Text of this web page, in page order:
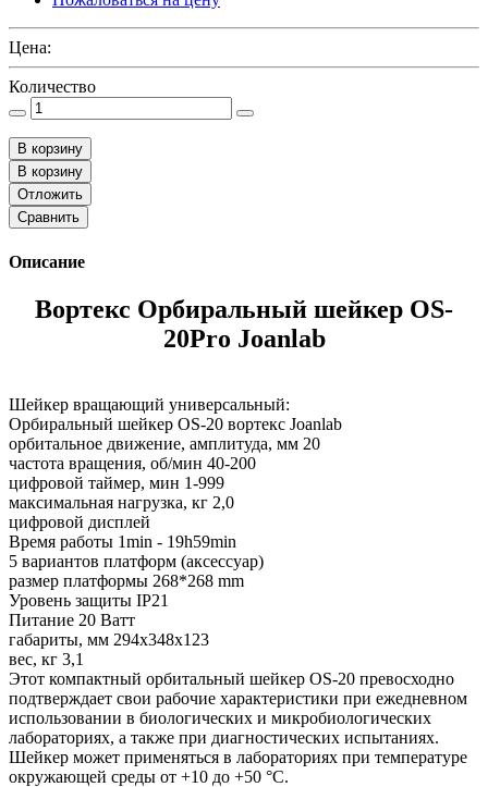
Цена:
Количество
В корзину
В корзину
Отложить
Сравнить
Описание
Вортекс Орбиральный шейкер OS-
20Pro Joanlab
Шейкер вращающий универсальный:
Орбиральный шейкер OS-20 вортекс Joanlab
орбитальное движение, амплитуда, мм 20
частота вращения, об/мин 40-200
цифровой таймер, мин 1-999
максимальная нагрузка, кг 2,0
цифровой дисплей
Время работы 1min - 19h59min
5 вариантов платформ (аксессуар)
размер платформы 268*268 mm
Уровень защиты IP21
Питание 20 Ватт
габариты, мм 294х348х123
вес, кг 3,1
Этот компактный орбитальный шейкер OS-20 превосходно
подтверждает свои рабочие характеристики при ежедневном
использовании в биологических и микробиологических
лабораториях, а также при диагностических испытаниях.
Шейкер может применяться в лабораториях при температуре
окружающей среды от +10 до +50 °C.